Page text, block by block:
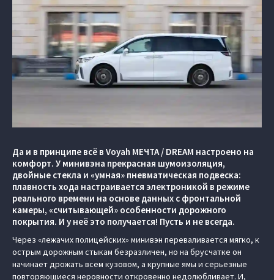
Да и в принципе всё в Voyah МЕЧТА / DREAM настроено на
комфорт. У минивэна прекрасная шумоизоляция,
двойные стекла и «умная» пневматическая подвеска:
плавность хода настраивается электроникой в режиме
реального времени на основе данных с фронтальной
камеры, «считывающей» особенности дорожного
покрытия. И у неё это получается! Пусть и не всегда.
Через «лежачих полицейских» минивэн переваливается мягко, к
острым дорожным стыкам безразличен, но на брусчатке он
начинает дрожать всем кузовом, а крупные ямы и серьезные
повторяющиеся неровности откровенно недолюбливает. И,